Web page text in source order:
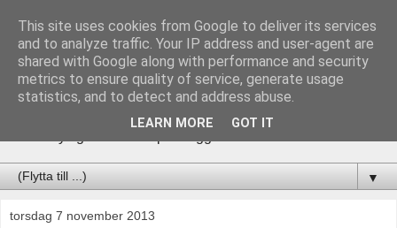
Bloggen Ulrik Jönsson &
Ulrix
______________________________ Följ vad vi hittar på
▼
torsdag 7 november 2013
This site uses cookies from Google to deliver its services
and to analyze traffic. Your IP address and user-agent are
shared with Google along with performance and security
metrics to ensure quality of service, generate usage
statistics, and to detect and address abuse.
LEARN MORE GOT IT